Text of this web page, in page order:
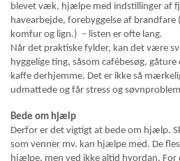
blevet væk, hjælpe med indstillinger af
havearbejde, forebyggelse af
komfur og lign.) – listen er ofte lang.
Når det praktiske fylder, kan det være
hyggelige ting, såsom cafébesøg,
kaffe derhjemme. Det er ikke så
udmattede og får stress og
Bede om hjælp
Derfor er det vigtigt at bede om hjælp.
som venner mv. kan hjælpe med. De
hjælpe, men ved ikke altid hvordan.